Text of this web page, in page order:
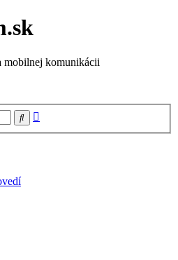
mobilnej komunikácii
Hľadať